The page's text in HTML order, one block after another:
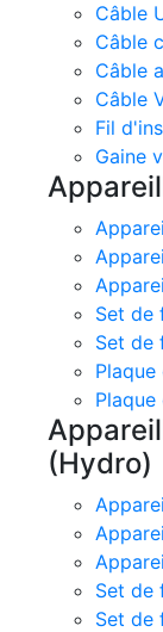
Câble
Câble
Câble
Câble
Fil
Gaine
Set de
Set de
(Hydro)
Set de
Set de